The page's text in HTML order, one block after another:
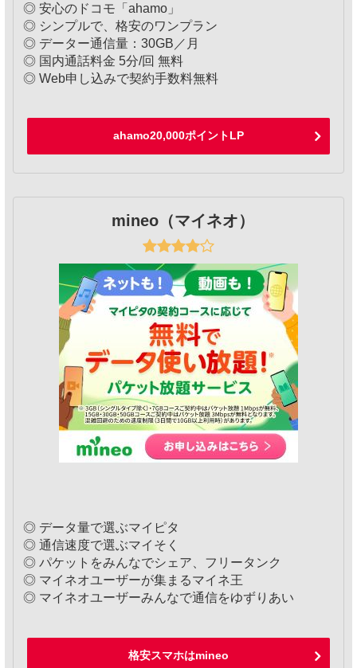
◎ 安心のドコモ「ahamo」
◎ シンプルで、格安のワンプラン
◎ データー通信量：30GB／月
◎ 国内通話料金 5分/回 無料
◎ Web申し込みで契約手数料無料
ahamo20,000ポイントLP
mineo（マイネオ）
◎ データ量で選ぶマイピタ
◎ 通信速度で選ぶマイそく
◎ パケットをみんなでシェア、フリータンク
◎ マイネオユーザーが集まるマイネ王
◎ マイネオユーザーみんなで通信をゆずりあい
格安スマホはmineo